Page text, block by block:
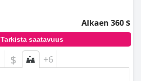
Alkaen 360 $
Tarkista saatavuus
$ +6